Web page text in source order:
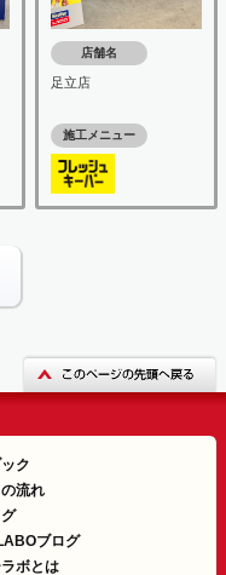
店舗名
足立店
施工メニュー
ク
流れ
ブログ
ボとは